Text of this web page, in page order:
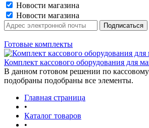
Новости магазина
Новости магазина
Готовые комплекты
Комплект кассового оборудования для
В данном готовом решении по
подобраны подобраны все элементы.
Главная страница
•
Каталог товаров
•